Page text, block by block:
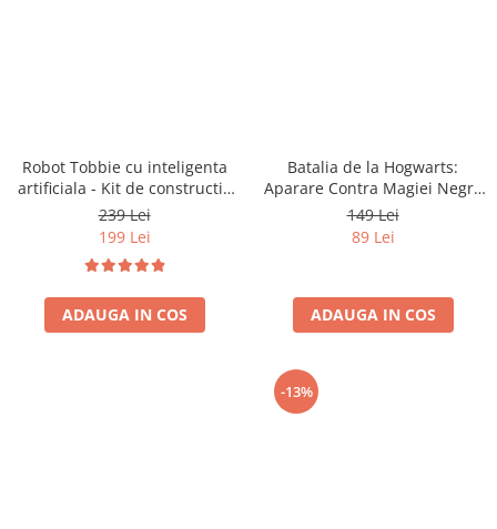
Robot Tobbie cu inteligenta
artificiala - Kit de constructie
(RO)
239 Lei
199 Lei
ADAUGA IN COS
Batalia de la Hogwarts:
Aparare Contra Magiei Negre
(RO)
149 Lei
89 Lei
ADAUGA IN COS
-13%